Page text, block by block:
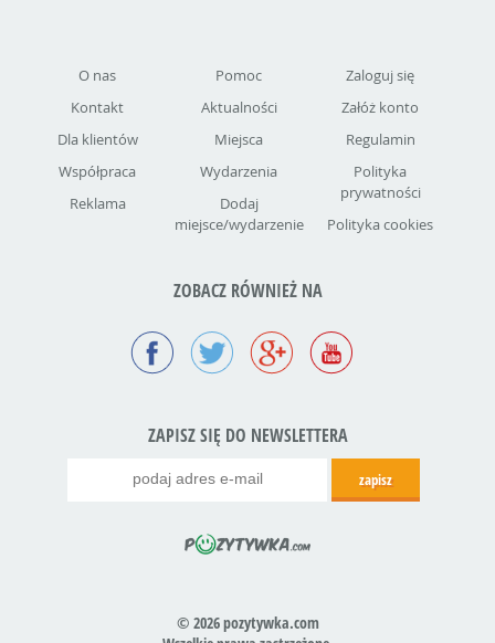
O nas
Kontakt
Dla klientów
Współpraca
Reklama
Pomoc
Aktualności
Miejsca
Wydarzenia
Dodaj
miejsce/wydarzenie
Zaloguj się
Załóż konto
Regulamin
Polityka
prywatności
Polityka cookies
ZOBACZ RÓWNIEŻ NA
ZAPISZ SIĘ DO NEWSLETTERA
© 2026 pozytywka.com